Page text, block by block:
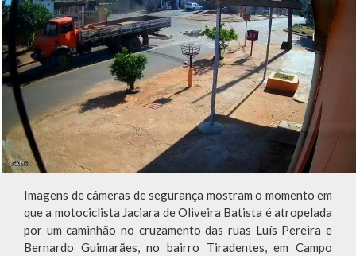
Imagens de câmeras de segurança mostram o momento em
que a motociclista Jaciara de Oliveira Batista é atropelada
por um caminhão no cruzamento das ruas Luís Pereira e
Bernardo Guimarães, no bairro Tiradentes, em Campo